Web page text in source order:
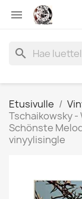

search
Etusivulle
Tschaikowsky
Schönste
vinyylisingle